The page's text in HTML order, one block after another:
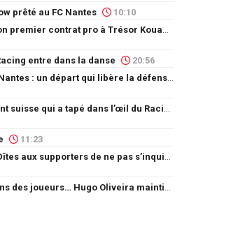
prêté au FC Nantes
10:10
entre dans la danse
20:56
11:23